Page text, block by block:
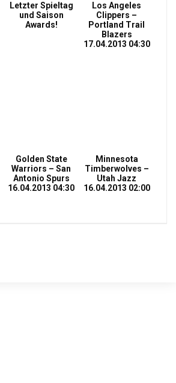
Letzter Spieltag
und Saison
Awards!
Los Angeles
Clippers –
Portland Trail
Blazers
17.04.2013 04:30
Golden State
Warriors – San
Antonio Spurs
16.04.2013 04:30
Minnesota
Timberwolves –
Utah Jazz
16.04.2013 02:00